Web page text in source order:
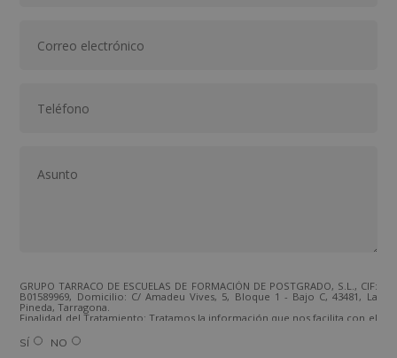
GRUPO TARRACO DE ESCUELAS DE FORMACIÓN DE POSTGRADO, S.L., CIF:
B01589969, Domicilio: C/ Amadeu Vives, 5, Bloque 1 - Bajo C, 43481, La
Pineda, Tarragona.
Finalidad del Tratamiento: Tratamos la información que nos facilita con el
los productos ofrecidos y otros tipo de productos que fueran de su
interés.
SÍ NO